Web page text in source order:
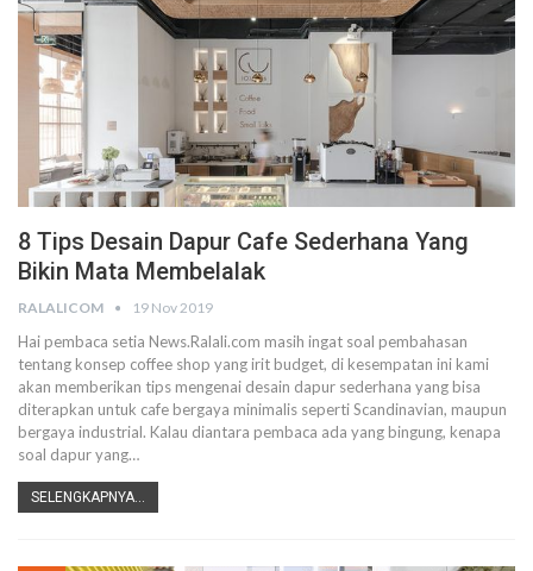
8 Tips Desain Dapur Cafe Sederhana Yang
Bikin Mata Membelalak
RALALICOM 19 Nov 2019
Hai pembaca setia News.Ralali.com masih ingat soal pembahasan
tentang konsep coffee shop yang irit budget, di kesempatan ini kami
akan memberikan tips mengenai desain dapur sederhana yang bisa
diterapkan untuk cafe bergaya minimalis seperti Scandinavian, maupun
bergaya industrial. Kalau diantara pembaca ada yang bingung, kenapa
soal dapur yang…
SELENGKAPNYA...